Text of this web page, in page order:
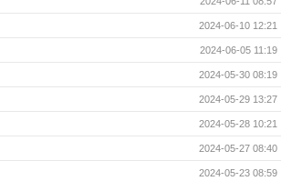
2024-06-10 12:21
2024-06-05 11:19
2024-05-30 08:19
2024-05-29 13:27
2024-05-28 10:21
2024-05-27 08:40
2024-05-23 08:59